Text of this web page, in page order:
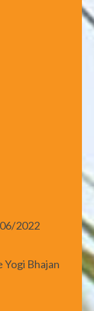
2022
Yogi Bhajan